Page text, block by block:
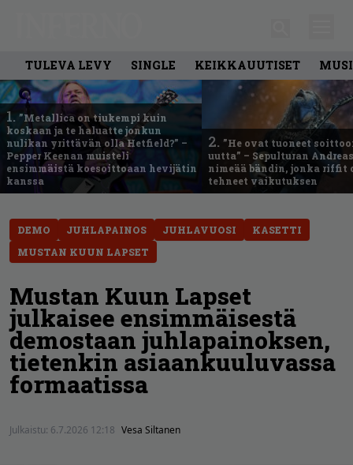
TULEVA LEVY SINGLE KEIKKAUUTISET
1. ”Metallica on tiukempi kuin
koskaan ja te haluatte jonkun
nulikan yrittävän olla Hetfield?” –
Pepper Keenan muisteli
ensimmäistä koesoittoaan hevijätin
kanssa
2. ”He ovat tuoneet
uutta” – Sepulturan
nimeää bändin, jonka riffit
tehneet vaikutuksen
DEMO JUHLAPAINOS JUHLAVUOSI
KASETTI
MUSTAN KUUN LAPSET
Mustan Kuun Lapset
julkaisee ensimmäisestä
demostaan juhlapainoksen,
tietenkin asiaankuuluvassa
formaatissa
Julkaistu: 6.7.2026 12:18 Vesa Siltanen